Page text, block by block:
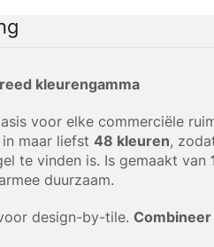
kleurengamma
voor elke commerciële
maar liefst 48 kleuren,
te vinden is. Is gemaakt van
duurzaam.
design-by-tile.